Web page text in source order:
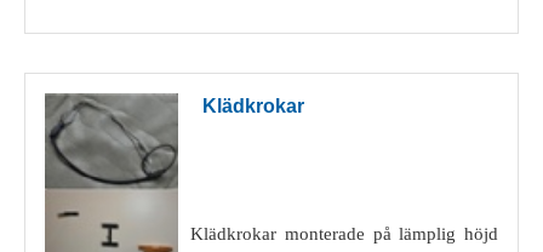
Klädkrokar
Klädkrokar monterade på lämplig höjd